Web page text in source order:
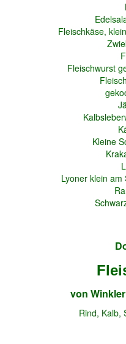
Fleischkäse,
Fleischwurst
Kleine
Lyoner klein
von
Rind, Kalb,